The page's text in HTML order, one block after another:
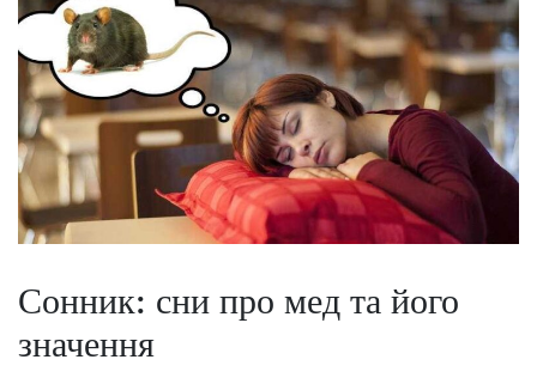
Сонник: сни про мед та його
значення